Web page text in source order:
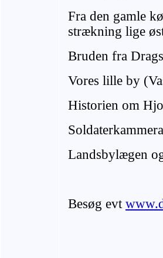
Fra den gamle
strækning lige
Bruden fra
Vores lille by
Historien om
Landsbylægen
Besøg evt